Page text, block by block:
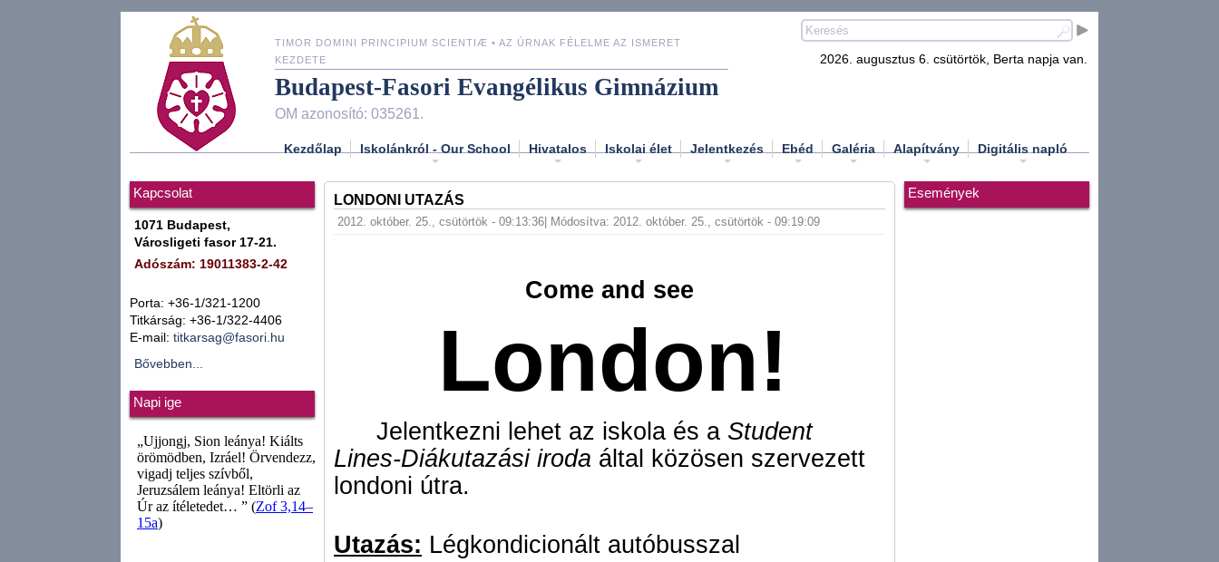
TIMOR DOMINI PRINCIPIUM SCIENTIÆ • AZ ÚRNAK FÉLELME AZ ISMERET
KEZDETE
Budapest-Fasori Evangélikus Gimnázium
OM azonosító: 035261.
2026. augusztus 6. csütörtök, Berta napja van.
Kezdőlap Iskolánkról - Our School Hivatalos Iskolai élet Jelentkezés Ebéd Galéria Alapítvány Digitális napló
Kapcsolat
1071 Budapest,
Városligeti fasor 17-21.
Adószám: 19011383-2-42
Porta: +36-1/321-1200
Titkárság: +36-1/322-4406
E-mail: titkarsag@fasori.hu
Bővebben...
Napi ige
LONDONI UTAZÁS
2012. október. 25., csütörtök - 09:13:36 | Módosítva: 2012. október. 25., csütörtök - 09:19:09
Come and see
London!
Jelentkezni lehet az iskola és a Student
Lines-Diákutazási iroda által közösen szervezett
londoni útra.
Utazás: Légkondicionált autóbusszal
Események